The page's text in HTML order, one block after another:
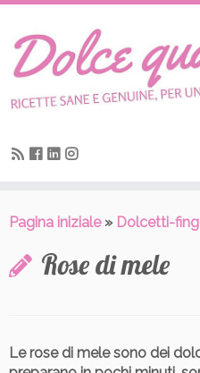
Skip
content
Pagina iniziale » Dolcetti-
Rose di mele
Le rose di mele sono dei